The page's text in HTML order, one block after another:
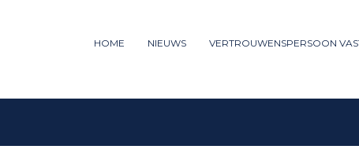
an email to support@website.com . Thank you!
HOME NIEUWS VERTROUWENSPERSOON